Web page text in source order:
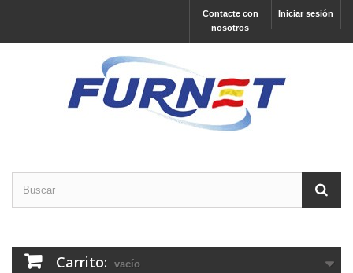
Iniciar sesión
Contacte con
nosotros
Carrito: vacío